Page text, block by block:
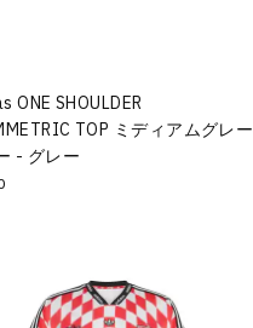
ONE SHOULDER
TOP ミディアムグレー
- グレー